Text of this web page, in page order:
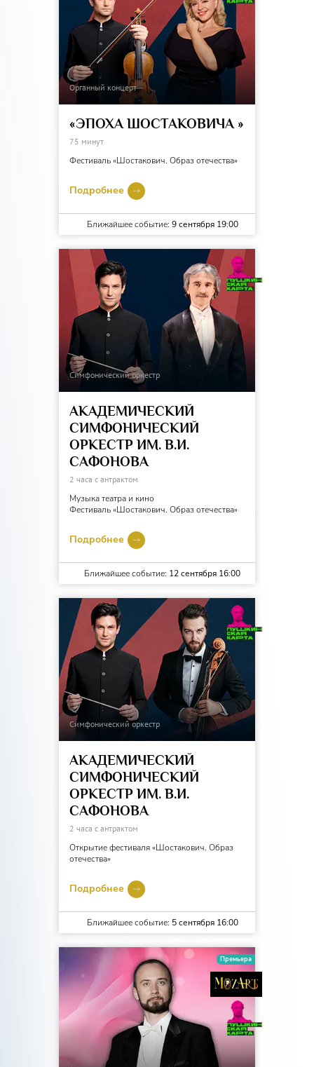
Органный концерт
«ЭПОХА ШОСТАКОВИЧА »
75 минут
Фестиваль «Шостакович. Образ отечества»
Подробнее
Ближайшее событие: 9 сентября 19:00
Симфонический оркестр
АКАДЕМИЧЕСКИЙ
СИМФОНИЧЕСКИЙ
ОРКЕСТР ИМ. В.И.
САФОНОВА
2 часа с антрактом
Музыка театра и кино
Фестиваль «Шостакович. Образ отечества»
Подробнее
Ближайшее событие: 12 сентября 16:00
Симфонический оркестр
АКАДЕМИЧЕСКИЙ
СИМФОНИЧЕСКИЙ
ОРКЕСТР ИМ. В.И.
САФОНОВА
2 часа с антрактом
Открытие фестиваля «Шостакович. Образ
отечества»
Подробнее
Ближайшее событие: 5 сентября 16:00
Премьера